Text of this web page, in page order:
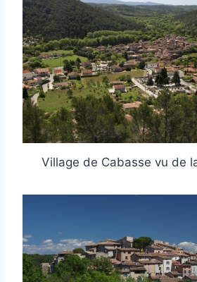
Village de Cabasse vu de